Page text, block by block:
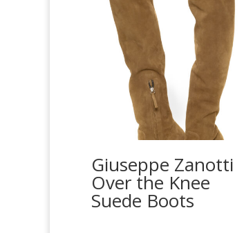
Giuseppe Zanotti
Over the Knee
Suede Boots